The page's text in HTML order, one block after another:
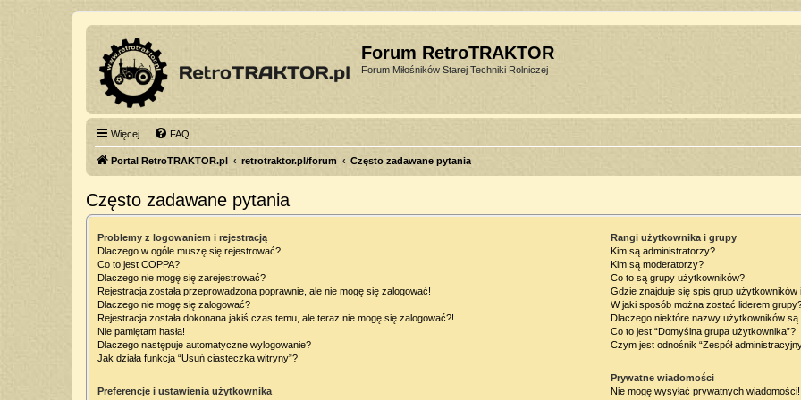
Forum RetroTRAKTOR
Forum Miłośników Starej Techniki Rolniczej
Więcej… FAQ
Portal RetroTRAKTOR.pl retrotraktor.pl/forum Często zadawane pytania
Często zadawane pytania
Problemy z logowaniem i rejestracją
Dlaczego w ogóle muszę się rejestrować?
Co to jest COPPA?
Dlaczego nie mogę się zarejestrować?
Rejestracja została przeprowadzona poprawnie, ale nie mogę się zalogować!
Dlaczego nie mogę się zalogować?
Rejestracja została dokonana jakiś czas temu, ale teraz nie mogę się zalogować?!
Nie pamiętam hasła!
Dlaczego następuje automatyczne wylogowanie?
Jak działa funkcja “Usuń ciasteczka witryny”?
Preferencje i ustawienia użytkownika
Rangi użytkownika i grupy
Kim są administratorzy?
Kim są moderatorzy?
Co to są grupy użytkowników?
Gdzie znajduje się spis grup użytkowników
W jaki sposób można zostać liderem
Dlaczego niektóre nazwy użytkowników
Co to jest “Domyślna grupa użytkownika”?
Czym jest odnośnik “Zespół
Prywatne wiadomości
Nie mogę wysyłać prywatnych wiadomości!